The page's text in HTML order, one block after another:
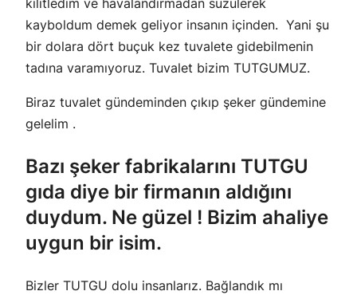
kilitledim ve havalandırmadan süzülerek
kayboldum demek geliyor insanın içinden. Yani şu
bir dolara dört buçuk kez tuvalete gidebilmenin
tadına varamıyoruz. Tuvalet bizim TUTGUMUZ.
Biraz tuvalet gündeminden çıkıp şeker gündemine
gelelim .
Bazı şeker fabrikalarını TUTGU
gıda diye bir firmanın aldığını
duydum. Ne güzel ! Bizim ahaliye
uygun bir isim.
Bizler TUTGU dolu insanlarız. Bağlandık mı